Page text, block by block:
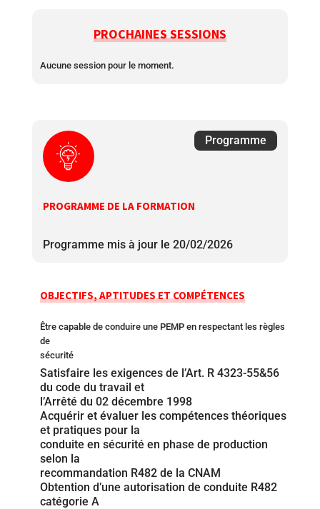
PROCHAINES SESSIONS
Aucune session pour le moment.
Programme
PROGRAMME DE LA FORMATION
Programme mis à jour le 20/02/2026
OBJECTIFS, APTITUDES ET COMPÉTENCES
Être capable de conduire une PEMP en respectant les règles
de
sécurité
Satisfaire les exigences de l’Art. R 4323-55&56
du code du travail et
l’Arrêté du 02 décembre 1998
Acquérir et évaluer les compétences théoriques
et pratiques pour la
conduite en sécurité en phase de production
selon la
recommandation R482 de la CNAM
Obtention d’une autorisation de conduite R482
catégorie A